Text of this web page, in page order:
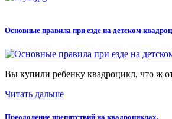
Основные правила при езде на детском
Вы купили ребенку квадроцикл, что ж
Читать дальше
Преодоление препятствий на квадроциклах.